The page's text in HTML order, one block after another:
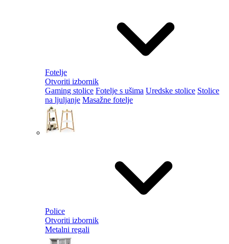
Fotelje
Otvoriti izbornik
Gaming stolice Fotelje s ušima Uredske stolice Stolice
na ljuljanje Masažne fotelje
Police
Otvoriti izbornik
Metalni regali